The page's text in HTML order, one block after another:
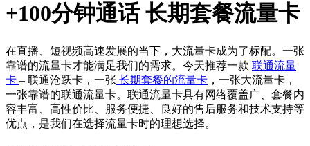
+100分钟通话 长期套餐流量卡
在直播、短视频高速发展的当下，大流量卡成为了标配。一张
靠谱的流量卡才能满足我们的需求。今天推荐一款 联通流量
卡 – 联通沧跃卡，一张 长期套餐的流量卡 ，一张大流量卡，
一张靠谱的联通流量卡。联通流量卡具有网络覆盖广、套餐内
容丰富、高性价比、服务便捷、良好的售后服务和技术支持等
优点，是我们在选择流量卡时的理想选择。